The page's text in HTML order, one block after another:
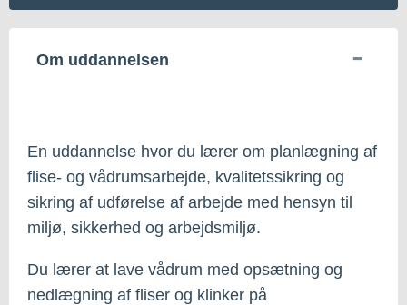
Om uddannelsen
En uddannelse hvor du lærer om planlægning af
flise- og vådrumsarbejde, kvalitetssikring og
sikring af udførelse af arbejde med hensyn til
miljø, sikkerhed og arbejdsmiljø.
Du lærer at lave vådrum med opsætning og
nedlægning af fliser og klinker på